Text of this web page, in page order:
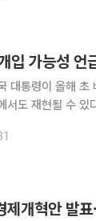
입 가능성
대통령이 올해 초
다고 밝혔다. 19일(현지시간) 악시
제개혁안 발